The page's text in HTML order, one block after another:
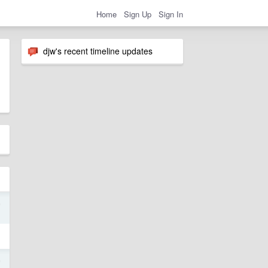
Home Sign Up Sign In
djw's recent timeline updates